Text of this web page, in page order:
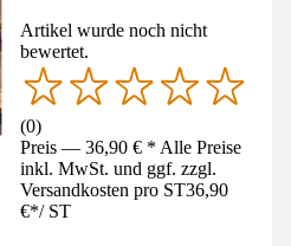
Artikel wurde noch nicht
bewertet.
(0)
Preis — 36,90 € * Alle Preise
inkl. MwSt. und ggf. zzgl.
Versandkosten pro ST36,90
€*/ ST